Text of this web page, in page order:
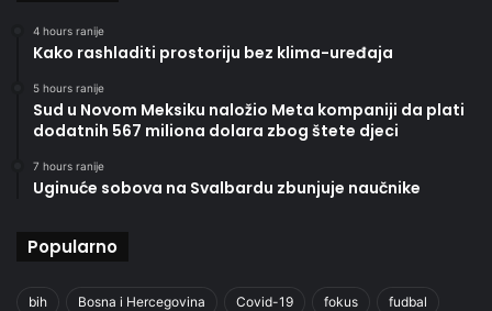
4 hours ranije
Kako rashladiti prostoriju bez klima-uređaja
5 hours ranije
Sud u Novom Meksiku naložio Meta kompaniji da plati
dodatnih 567 miliona dolara zbog štete djeci
7 hours ranije
Uginuće sobova na Svalbardu zbunjuje naučnike
Popularno
bih Bosna i Hercegovina Covid-19 fokus fudbal